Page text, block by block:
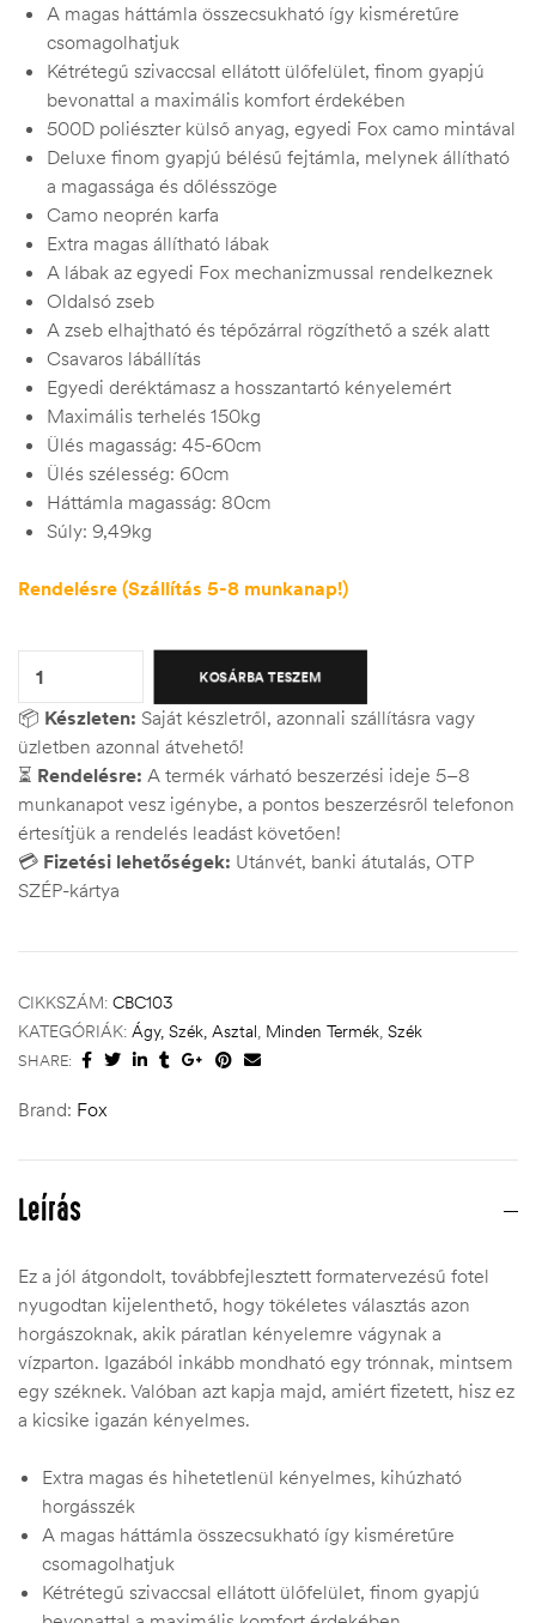
A magas háttámla összecsukható így kisméretűre
csomagolhatjuk
Kétrétegű szivaccsal ellátott ülőfelület, finom gyapjú
bevonattal a maximális komfort érdekében
500D poliészter külső anyag, egyedi Fox camo mintával
Deluxe finom gyapjú bélésű fejtámla, melynek állítható
a magassága és dőlésszöge
Camo neoprén karfa
Extra magas állítható lábak
A lábak az egyedi Fox mechanizmussal rendelkeznek
Oldalsó zseb
A zseb elhajtható és tépőzárral rögzíthető a szék alatt
Csavaros lábállítás
Egyedi deréktámasz a hosszantartó kényelemért
Maximális terhelés 150kg
Ülés magasság: 45-60cm
Ülés szélesség: 60cm
Háttámla magasság: 80cm
Súly: 9,49kg
Rendelésre (Szállítás 5-8 munkanap!)
KOSÁRBA TESZEM
📦 Készleten: Saját készletről, azonnali szállításra vagy
üzletben azonnal átvehető!
⏳ Rendelésre: A termék várható beszerzési ideje 5–8
munkanapot vesz igénybe, a pontos beszerzésről telefonon
értesítjük a rendelés leadást követően!
💳 Fizetési lehetőségek: Utánvét, banki átutalás, OTP
SZÉP-kártya
CIKKSZÁM: CBC103
KATEGÓRIÁK: Ágy, Szék, Asztal, Minden Termék, Szék
SHARE:
Brand: Fox
Leírás
Ez a jól átgondolt, továbbfejlesztett formatervezésű fotel
nyugodtan kijelenthető, hogy tökéletes választás azon
horgászoknak, akik páratlan kényelemre vágynak a
vízparton. Igazából inkább mondható egy trónnak, mintsem
egy széknek. Valóban azt kapja majd, amiért fizetett, hisz ez
a kicsike igazán kényelmes.
Extra magas és hihetetlenül kényelmes, kihúzható
horgásszék
A magas háttámla összecsukható így kisméretűre
csomagolhatjuk
Kétrétegű szivaccsal ellátott ülőfelület, finom gyapjú